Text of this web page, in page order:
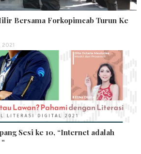
Bersama Forkopimcab Turun Ke
2021
Sesi ke 10, “Internet adalah